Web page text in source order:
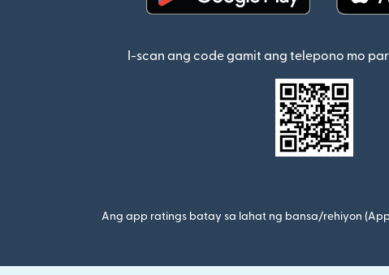
I-scan ang code gamit ang telepono mo
Ang app ratings batay sa lahat ng bansa/rehiyon